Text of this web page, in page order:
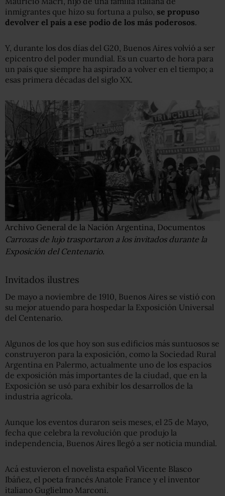
inmigrantes que hizo su fortuna a pulso, se propuso
devolver el país a ese podio de los más poderosos.
Y, durante los dos días del G20, Buenos Aires volvió a ser
epicentro del poder mundial. Es un cuarto de hora para
un país que siempre ha aspirado a volver en el tiempo; a
esas primera décadas del siglo XX.
Archivo General de la Nación Argentina, Documentos
Carrozas de lujo trasportaron a los invitados durante la
Exposición del Centenario.
Invitados ilustres
De mayo a noviembre de 1910, Buenos Aires se vistió con
su mejor atuendo para hospedar la Exposición Universal
del Centenario.
Algunos de los que hoy son sus edificios más suntuosos se
construyeron para la exposición, como la Sociedad Rural
Argentina en Palermo, actualmente uno de los espacios
de exposición más importantes de la ciudad, que en la
Exposición se usó para exhibir los desarrollos de la
industria agrícola.
Aunque los eventos duraron seis meses, el 25 de Mayo,
fecha que celebra la revolución que produjo la
independencia, Buenos Aires llegó a ser noticia mundial.
Acá estuvieron el novelista español Vicente Blasco
Ibáñez, el poeta francés Anatole France y el inventor
italiano Guglielmo Marconi.